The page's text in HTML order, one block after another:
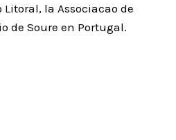
la Associacao de
de Soure en Portugal.